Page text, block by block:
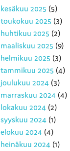
kesäkuu 2025 (5)
toukokuu 2025 (3)
huhtikuu 2025 (2)
maaliskuu 2025 (9)
helmikuu 2025 (3)
tammikuu 2025 (4)
joulukuu 2024 (3)
marraskuu 2024 (4)
lokakuu 2024 (2)
syyskuu 2024 (1)
elokuu 2024 (4)
heinäkuu 2024 (1)